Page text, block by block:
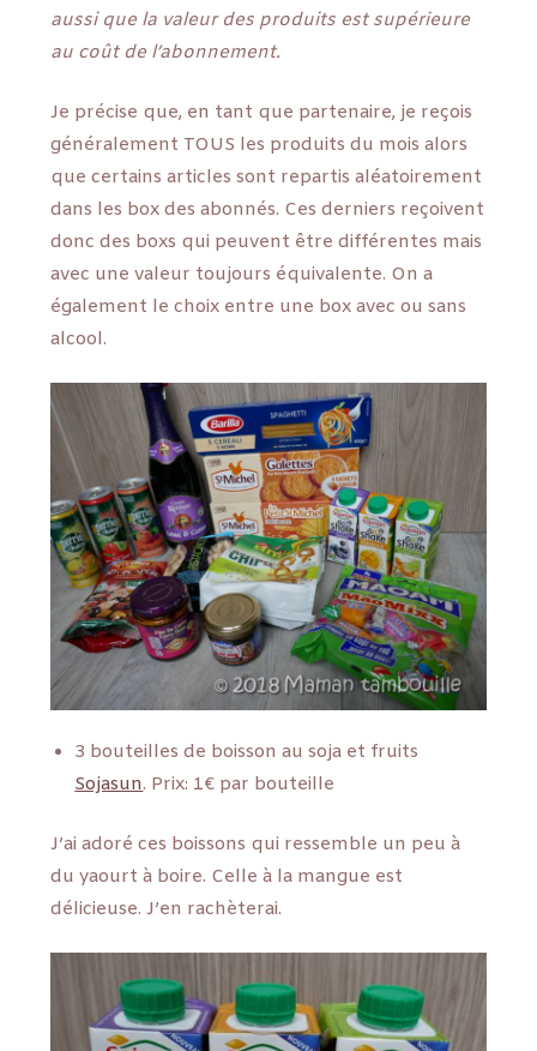
aussi que la valeur des produits est supérieure
au coût de l’abonnement.
Je précise que, en tant que partenaire, je reçois
généralement TOUS les produits du mois alors
que certains articles sont repartis aléatoirement
dans les box des abonnés. Ces derniers reçoivent
donc des boxs qui peuvent être différentes mais
avec une valeur toujours équivalente. On a
également le choix entre une box avec ou sans
alcool.
3 bouteilles de boisson au soja et fruits
Sojasun. Prix: 1€ par bouteille
J’ai adoré ces boissons qui ressemble un peu à
du yaourt à boire. Celle à la mangue est
délicieuse. J’en rachèterai.